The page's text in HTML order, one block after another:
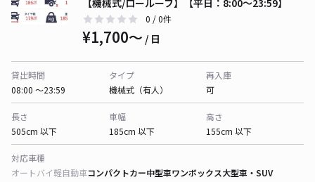
【機械式/ロールーフ】【平日：8:00～23:59】
0 / 0件
¥1,700〜 / 日
貸出時間
08:00 〜23:59
タイプ
機械式（有人）
再入庫
可
長さ
505cm 以下
車幅
185cm 以下
高さ
155cm 以下
対応車種
オートバイ軽自動車コンパクトカー中型車ワンボックス大型車・SUV